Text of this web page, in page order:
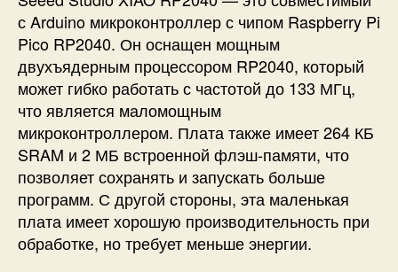
с Arduino микроконтроллер с чипом Raspberry Pi
Pico RP2040. Он оснащен мощным
двухъядерным процессором RP2040, который
может гибко работать с частотой до 133 МГц,
что является маломощным
микроконтроллером. Плата также имеет 264 КБ
SRAM и 2 МБ встроенной флэш-памяти, что
позволяет сохранять и запускать больше
программ. С другой стороны, эта маленькая
плата имеет хорошую производительность при
обработке, но требует меньше энергии.